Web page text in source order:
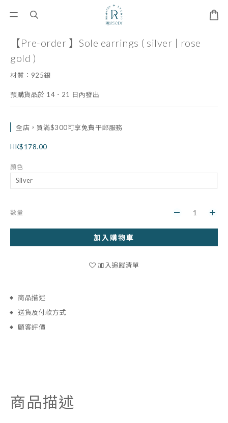
【Pre-order 】Sole earrings ( silver | rose
gold )
材質：925銀
預購貨品於 14 - 21 日內發出
全店，買滿$300可享免費平郵服務
HK$178.00
顏色
數量
加入購物車
加入追蹤清單
商品描述
送貨及付款方式
顧客評價
商品描述